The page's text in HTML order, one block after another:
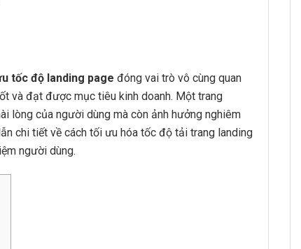
tốc độ landing page đóng vai trò vô cùng quan
và đạt được mục tiêu kinh doanh. Một trang
lòng của người dùng mà còn ảnh hưởng nghiêm
chi tiết về cách tối ưu hóa tốc độ tải trang landing
người dùng.